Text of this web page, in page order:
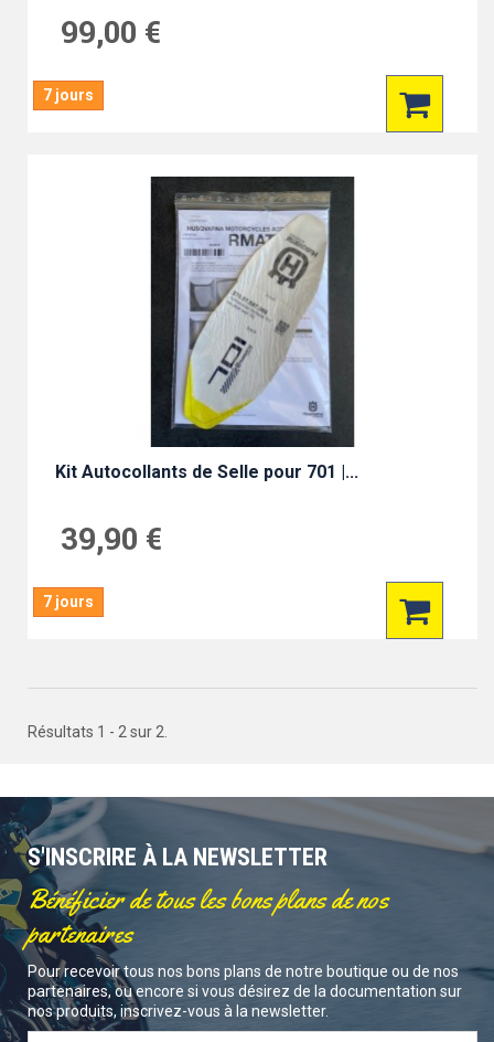
99,00 €
7 jours
Kit Autocollants de Selle pour 701 |...
39,90 €
7 jours
Résultats 1 - 2 sur 2.
S'INSCRIRE À LA NEWSLETTER
Bénéficier de tous les bons plans de nos
partenaires
Pour recevoir tous nos bons plans de notre boutique ou de nos
partenaires, ou encore si vous désirez de la documentation sur
nos produits, inscrivez-vous à la newsletter.